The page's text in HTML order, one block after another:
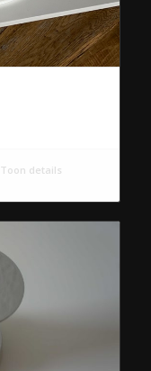
Toon details